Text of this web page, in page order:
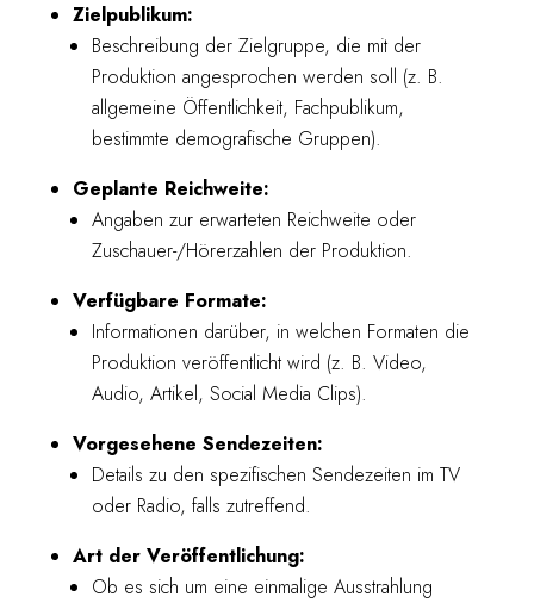
Zielpublikum:
Beschreibung der Zielgruppe, die mit der
Produktion angesprochen werden soll (z. B.
allgemeine Öffentlichkeit, Fachpublikum,
bestimmte demografische Gruppen).
Geplante Reichweite:
Angaben zur erwarteten Reichweite oder
Zuschauer-/Hörerzahlen der Produktion.
Verfügbare Formate:
Informationen darüber, in welchen Formaten die
Produktion veröffentlicht wird (z. B. Video,
Audio, Artikel, Social Media Clips).
Vorgesehene Sendezeiten:
Details zu den spezifischen Sendezeiten im TV
oder Radio, falls zutreffend.
Art der Veröffentlichung:
Ob es sich um eine einmalige Ausstrahlung